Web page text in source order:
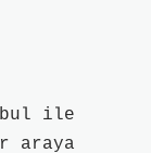
ile
araya